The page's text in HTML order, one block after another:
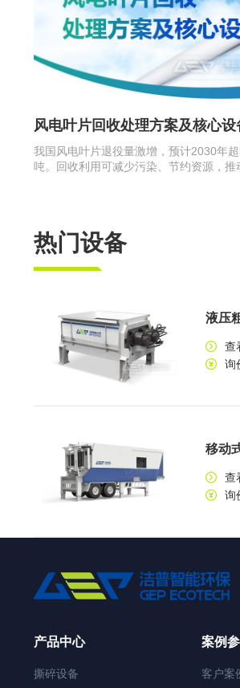
风电叶片回收处理方案及核心设
我国风电叶片退役量激增，预计2030年
吨。回收利用可减少污染、节约资源，推
热门设备
液压
查
询
移动
查
询
产品中心
撕碎设备
案例
客户案